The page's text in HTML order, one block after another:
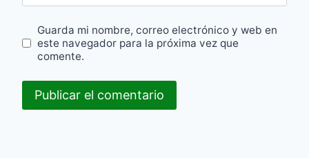
Guarda mi nombre, correo electrónico y web en
este navegador para la próxima vez que
comente.